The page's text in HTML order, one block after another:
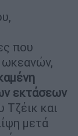
που
ωκεανών,
εκτάσεων
Τζέικ και
μετά